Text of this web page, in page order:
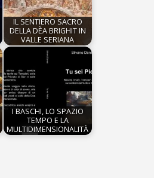
IL SENTIERO SACRO
DELLA DÈA BRIGHIT IN
VALLE SERIANA
I BASCHI, LO SPAZIO
TEMPO E LA
MULTIDIMENSIONALITÀ